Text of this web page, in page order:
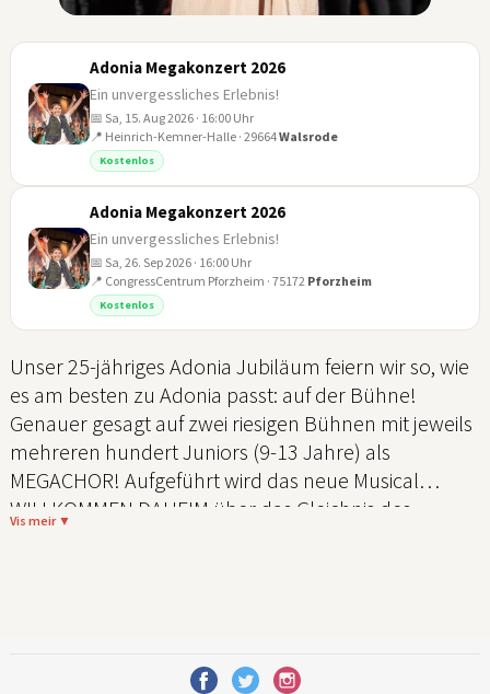
Adonia Megakonzert 2026
Ein unvergessliches Erlebnis!
📅 Sa, 15. Aug 2026 · 16:00 Uhr
📍 Heinrich-Kemner-Halle · 29664Walsrode
Kostenlos
Adonia Megakonzert 2026
Ein unvergessliches Erlebnis!
📅 Sa, 26. Sep 2026 · 16:00 Uhr
📍 CongressCentrum Pforzheim · 75172 Pforzheim
Kostenlos
Unser 25-jähriges Adonia Jubiläum feiern wir so, wie
es am besten zu Adonia passt: auf der Bühne!
Genauer gesagt auf zwei riesigen Bühnen mit jeweils
mehreren hundert Juniors (9-13 Jahre) als
MEGACHOR! Aufgeführt wird das neue Musical
WILLKOMMEN DAHEIM über das Gleichnis des
Vis meir ▼